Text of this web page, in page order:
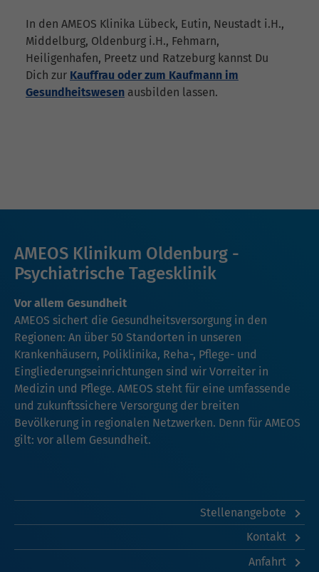
In den AMEOS Klinika Lübeck, Eutin, Neustadt i.H.,
Middelburg, Oldenburg i.H., Fehmarn,
Heiligenhafen, Preetz und Ratzeburg kannst Du
Dich zur Kauffrau oder zum Kaufmann im
Gesundheitswesen ausbilden lassen.
AMEOS Klinikum Oldenburg -
Psychiatrische Tagesklinik
Vor allem Gesundheit
AMEOS sichert die Gesundheitsversorgung in den
Regionen: An über 50 Standorten in unseren
Krankenhäusern, Poliklinika, Reha-, Pflege- und
Eingliederungseinrichtungen sind wir Vorreiter in
Medizin und Pflege. AMEOS steht für eine umfassende
und zukunftssichere Versorgung der breiten
Bevölkerung in regionalen Netzwerken. Denn für AMEOS
gilt: vor allem Gesundheit.
Stellenangebote
Kontakt
Anfahrt